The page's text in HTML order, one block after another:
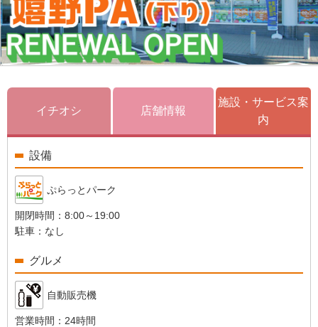
イチオシ 店舗情報
施設・サービス案
内
設備
ぷらっとパーク
開閉時間： 8:00～19:00
駐車： なし
グルメ
自動販売機
営業時間： 24時間